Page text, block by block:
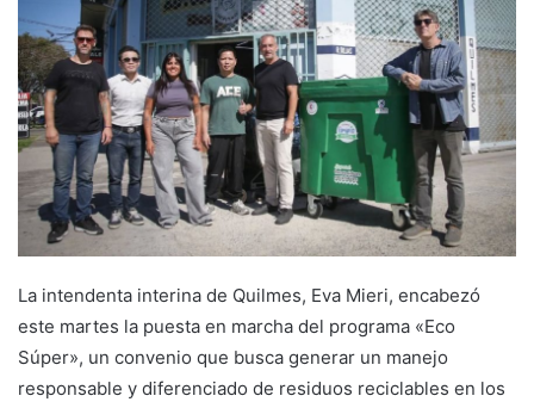
La intendenta interina de Quilmes, Eva Mieri, encabezó
este martes la puesta en marcha del programa «Eco
Súper», un convenio que busca generar un manejo
responsable y diferenciado de residuos reciclables en los